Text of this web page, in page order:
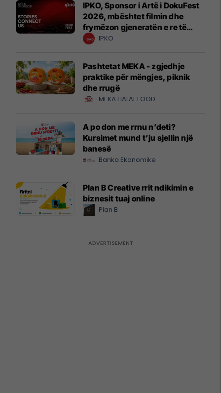
IPKO, Sponsor i Artë i DokuFest
2026, mbështet filmin dhe
frymëzon gjeneratën e re të
krijuesve
IPKO
Pashtetat MEKA - zgjedhje
praktike për mëngjes, piknik
dhe rrugë
MEKA HALAL FOOD
A po don me rrnu n’deti?
Kursimet mund t’ju sjellin një
banesë
Banka Ekonomike
Plan B Creative rrit ndikimin e
biznesit tuaj online
Plan B